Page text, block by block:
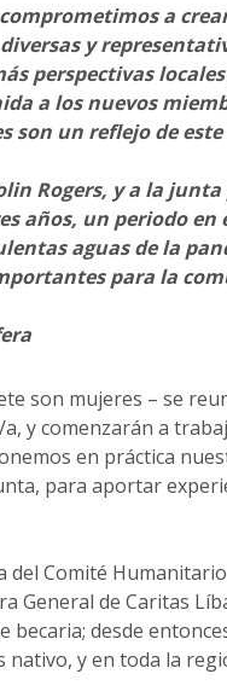
a
y
perspectivas
a los nuevos
son un reflejo de
Rogers, y a la
años, un periodo en
aguas de la
para la
son mujeres – se
y comenzarán a
en práctica
para aportar
del Comité
General de Caritas
desde
nativo, y en toda la